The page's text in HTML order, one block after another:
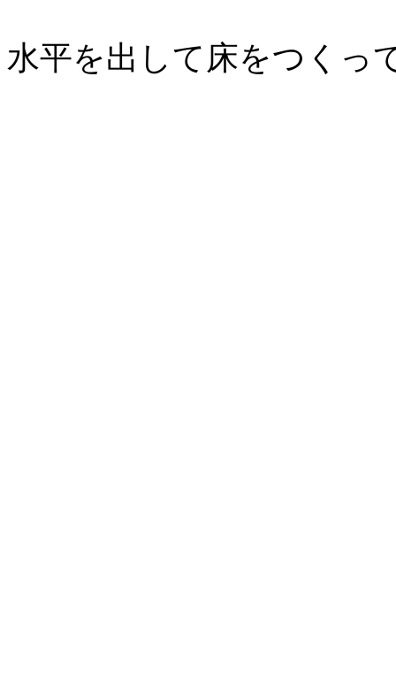
水平を出して床をつくっ